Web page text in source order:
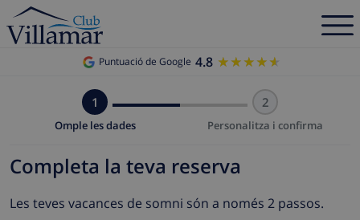
Puntuació de Google 4.8 ★★★★★
★★★★★
1
Omple les dades
2
Personalitza i confirma
Completa la teva reserva
Les teves vacances de somni són a només 2 passos.